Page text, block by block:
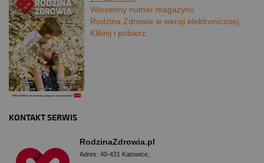
Wiosenny numer magazynu
Rodzina Zdrowia w wersji elektronicznej.
Kliknij i pobierz.
KONTAKT SERWIS
RodzinaZdrowia.pl
Adres: 40-431 Katowice,